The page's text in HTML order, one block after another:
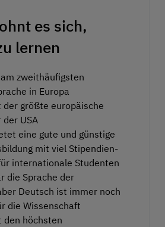
es sich,
lernen
zweithäufigsten
in Europa
der größte europäische
USA
eine gute und günstige
mit viel Stipendien-
internationale Studenten
die Sprache der
Deutsch ist immer noch
die Wissenschaft
den höchsten